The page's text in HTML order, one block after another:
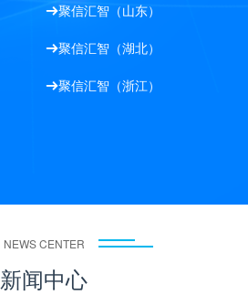
聚信汇智（山东）
聚信汇智（湖北）
聚信汇智（浙江）
NEWS CENTER
新闻中心